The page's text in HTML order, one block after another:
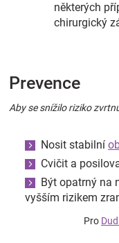
některých
chirurgický
Prevence
Aby se snížilo riziko
Nosit stabilní
Cvičit a
Být opatrný na
vyšším rizikem
Pro